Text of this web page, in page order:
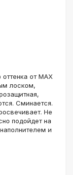
от MAX
лоском,
Сминается.
Не
подойдет на
и